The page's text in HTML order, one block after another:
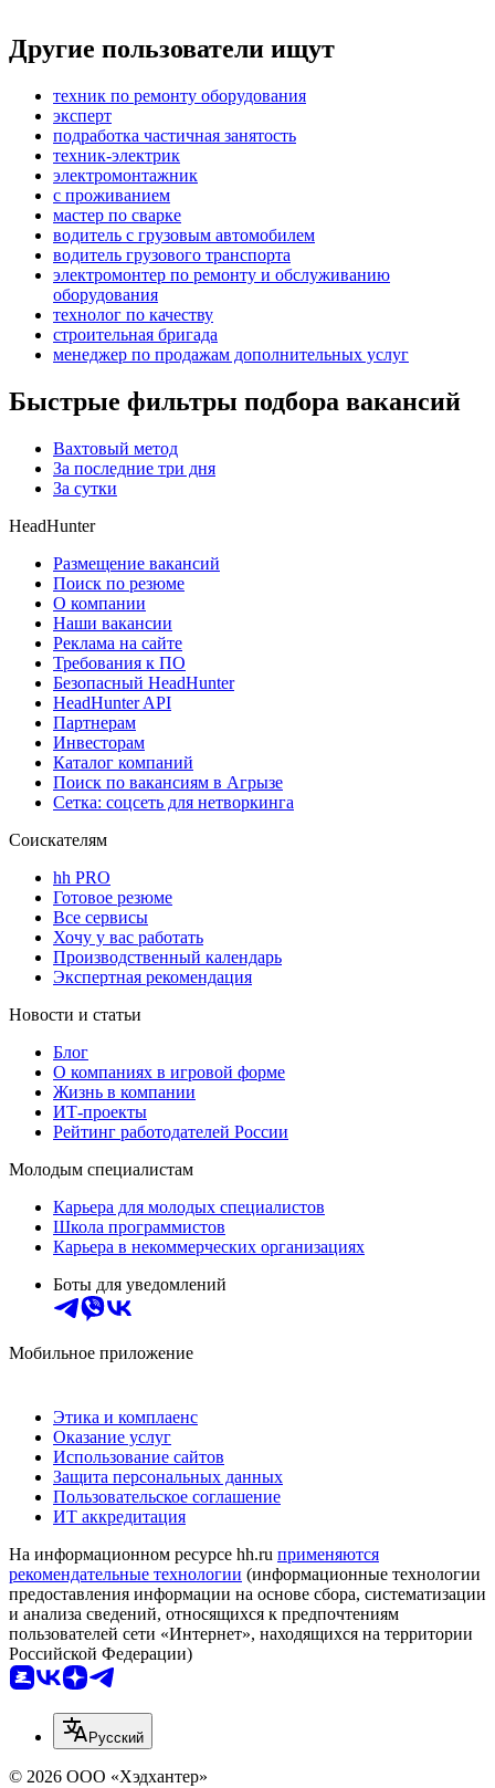
Другие пользователи ищут
техник по ремонту оборудования
эксперт
подработка частичная занятость
техник-электрик
электромонтажник
с проживанием
мастер по сварке
водитель с грузовым автомобилем
водитель грузового транспорта
электромонтер по ремонту и обслуживанию
оборудования
технолог по качеству
строительная бригада
менеджер по продажам дополнительных услуг
Быстрые фильтры подбора вакансий
Вахтовый метод
За последние три дня
За сутки
HeadHunter
Размещение вакансий
Поиск по резюме
О компании
Наши вакансии
Реклама на сайте
Требования к ПО
Безопасный HeadHunter
HeadHunter API
Партнерам
Инвесторам
Каталог компаний
Поиск по вакансиям в Агрызе
Сетка: соцсеть для нетворкинга
Соискателям
hh PRO
Готовое резюме
Все сервисы
Хочу у вас работать
Производственный календарь
Экспертная рекомендация
Новости и статьи
Блог
О компаниях в игровой форме
Жизнь в компании
ИТ-проекты
Рейтинг работодателей России
Молодым специалистам
Карьера для молодых специалистов
Школа программистов
Карьера в некоммерческих организациях
Боты для уведомлений
Мобильное приложение
Этика и комплаенс
Оказание услуг
Использование сайтов
Защита персональных данных
Пользовательское соглашение
ИТ аккредитация
На информационном ресурсе hh.ru применяются
рекомендательные технологии (информационные технологии
предоставления информации на основе сбора, систематизации
и анализа сведений, относящихся к предпочтениям
пользователей сети «Интернет», находящихся на территории
Российской Федерации)
Русский
© 2026 ООО «Хэдхантер»